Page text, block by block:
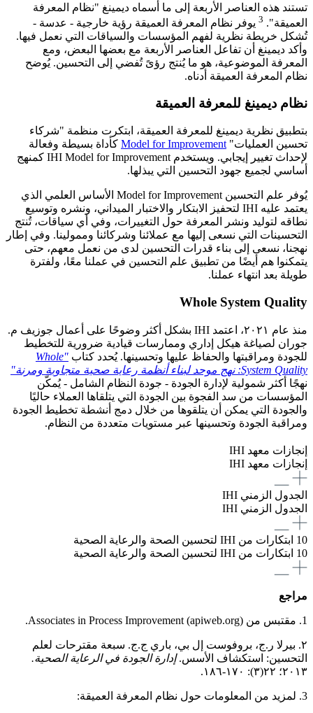
تستند هذه العناصر الأربعة إلى ما أسماه ديمينغ "نظام المعرفة
العميقة". 3 يوفر نظام المعرفة العميقة رؤية خارجية - عدسة -
تُشكل خريطة نظرية لفهم المؤسسات والسياقات التي نعمل فيها.
وأكد ديمينغ أن تفاعل العناصر الأربعة مع بعضها البعض، ومع
المعرفة الموضوعية، هو ما يُنتج رؤىً تُفضي إلى التحسين. يُوضح
نظام المعرفة العميقة أدناه.
نظام ديمينغ للمعرفة العميقة
بتطبيق نظرية ديمينغ للمعرفة العميقة، ابتكرت منظمة "شركاء
تحسين العمليات" Model for Improvement كأداة بسيطة وفعالة
لإحداث تغيير إيجابي. ويستخدم IHI Model for Improvement كمنهج
أساسي لجميع جهود التحسين التي يبذلها.
يُوفر علم التحسين Model for Improvement الأساس العلمي الذي
يعتمد عليه IHI لتحفيز الابتكار والاختبار الميداني، ونشره وتوسيع
نطاقه لتوليد ونشر المعرفة حول التغييرات، وفي أي سياقات، تُنتج
التحسينات التي نسعى إليها مع عملائنا وشركائنا وممولينا. وفي إطار
نهجنا، نسعى إلى بناء قدرات التحسين لدى من نعمل معهم، حتى
يتمكنوا هم أيضًا من تطبيق علم التحسين في عملنا معًا، ولفترة
طويلة بعد انتهاء عملنا.
Whole System Quality
منذ عام ٢٠٢١، اعتمد IHI بشكل أكثر وضوحًا على أعمال جوزيف م.
جوران لصياغة هيكل إداري وممارسات قيادية ضرورية للتخطيط
للجودة ومراقبتها والحفاظ عليها وتحسينها. يُحدد كتاب
"Whole
System Quality: نهج موحد لبناء أنظمة رعاية صحية متجاوبة ومرنة"
نهجًا أكثر شمولية لإدارة الجودة - جودة النظام الشامل - يُمكّن
المؤسسات من سد الفجوة بين الجودة التي يتلقاها العملاء حاليًا
والجودة التي يمكن أن يتلقوها من خلال دمج أنشطة تخطيط الجودة
ومراقبة الجودة وتحسينها عبر مستويات متعددة من النظام.
إنجازات معهد IHI
إنجازات معهد IHI
الجدول الزمني IHI
الجدول الزمني IHI
10 ابتكارات من IHI لتحسين الصحة والرعاية الصحية
10 ابتكارات من IHI لتحسين الصحة والرعاية الصحية
مراجع
1. مقتبس من Associates in Process Improvement (apiweb.org).
٢. بيرلا ر.ج، بروفوست إل بي، باري ج.ج. سبعة مقترحات لعلم
التحسين: استكشاف الأسس.إدارة الجودة في الرعاية الصحية.
٢٠١٣؛ ٢٢(٣): ١٧٠-١٨٦.
3. لمزيد من المعلومات حول نظام المعرفة العميقة: